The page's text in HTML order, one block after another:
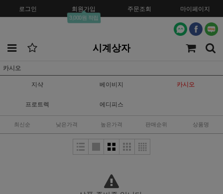
로그인 회원가입
3,000원 적립
주문조회 마이페이지
시계상자
카시오
지샥 베이비지 카시오
프로트렉 에디피스
최신순 낮은가격 높은가격 판매순위 상품명